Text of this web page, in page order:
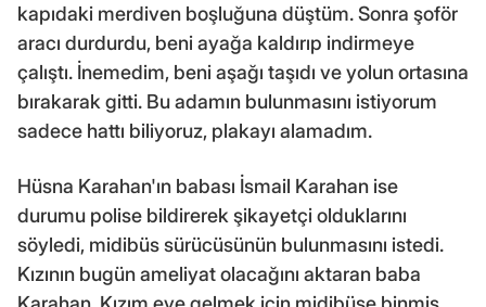
kapıdaki merdiven boşluğuna düştüm. Sonra şoför
aracı durdurdu, beni ayağa kaldırıp indirmeye
çalıştı. İnemedim, beni aşağı taşıdı ve yolun ortasına
bırakarak gitti. Bu adamın bulunmasını istiyorum
sadece hattı biliyoruz, plakayı alamadım.
Hüsna Karahan'ın babası İsmail Karahan ise
durumu polise bildirerek şikayetçi olduklarını
söyledi, midibüs sürücüsünün bulunmasını istedi.
Kızının bugün ameliyat olacağını aktaran baba